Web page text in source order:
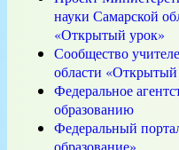
науки Самарской
«Открытый урок»
Сообщество
области «Открытый
Федеральное
образованию
Федеральный
образование»